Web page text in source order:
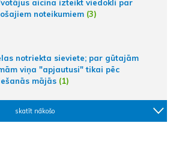
aicina izteikt viedokli par
noteikumiem (3)
notriekta sieviete; par gūtajām
viņa "apjautusi" tikai pēc
mājās (1)
skatīt nākošo